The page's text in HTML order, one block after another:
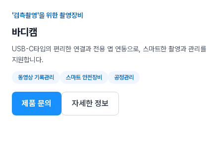
'검측촬영'을 위한 촬영장비
바디캠
USB-C타입의 편리한 연결과 전용 앱 연동으로, 스마트한 촬영과 관리를
지원합니다.
동영상 기록관리 스마트 안전장비 공정관리
제품 문의 자세한 정보